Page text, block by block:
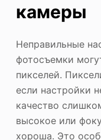
камеры
Неправильные
фотосъемки
пикселей.
если настройки
качество
высокое или
хороша. Это